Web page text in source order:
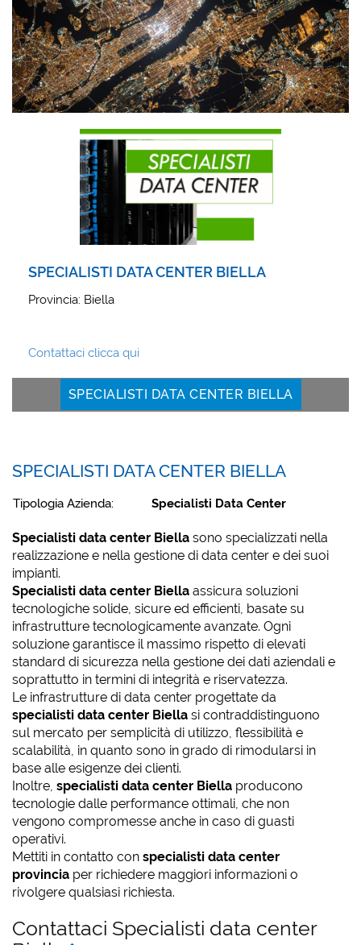
SPECIALISTI DATA CENTER BIELLA
Provincia: Biella
Contattaci clicca qui
SPECIALISTI DATA CENTER BIELLA
SPECIALISTI DATA CENTER BIELLA
Tipologia Azienda: Specialisti Data Center
Specialisti data center Biella sono specializzati nella
realizzazione e nella gestione di data center e dei suoi
impianti.
Specialisti data center Biella assicura soluzioni
tecnologiche solide, sicure ed efficienti, basate su
infrastrutture tecnologicamente avanzate. Ogni
soluzione garantisce il massimo rispetto di elevati
standard di sicurezza nella gestione dei dati aziendali e
soprattutto in termini di integrità e riservatezza.
Le infrastrutture di data center progettate da
specialisti data center Biella si contraddistinguono
sul mercato per semplicità di utilizzo, flessibilità e
scalabilità, in quanto sono in grado di rimodularsi in
base alle esigenze dei clienti.
Inoltre, specialisti data center Biella producono
tecnologie dalle performance ottimali, che non
vengono compromesse anche in caso di guasti
operativi.
Mettiti in contatto con specialisti data center
provincia per richiedere maggiori informazioni o
rivolgere qualsiasi richiesta.
Contattaci Specialisti data center